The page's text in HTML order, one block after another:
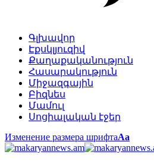
Գլխավոր
Էքսկլյուզիվ
Քաղաքականություն
Հասարակություն
Միջազգային
Բիզնես
Մամուլ
Սոցիալական էջեր
Изменение размера шрифтаАа